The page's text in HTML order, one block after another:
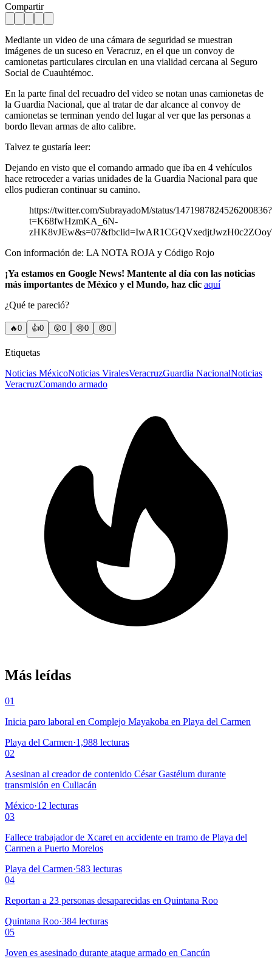
Compartir
Mediante un video de una cámara de seguridad se muestran
imágenes de un suceso en Veracruz, en el que un convoy de
camionetas particulares circulan en una vialidad cercana al Seguro
Social de Cuauhtémoc.
En la parte final del recuadro del video se notan unas camionetas de
la Guardia Nacional, que al tratar de dar alcance al convoy de
camionetas se terminan yendo del lugar al ver que las personas a
bordo llevan armas de alto calibre.
Talvez te gustaría leer:
Dejando en visto que el comando armado que iba en 4 vehículos
hace retroceder a varias unidades de la Guardia Nacional para que
ellos pudieran continuar su camino.
https://twitter.com/SubrayadoM/status/1471987824526200836?
t=K68fwHzmKA_6N-
Con información de: LA NOTA ROJA y Código Rojo
¡Ya estamos en Google News! Mantente al día con las noticias
más importantes de México y el Mundo, haz clic aquí
¿Qué te pareció?
🔥0 👍0 😲0 😢0 😠0
Etiquetas
Noticias MéxicoNoticias ViralesVeracruzGuardia NacionalNoticias
VeracruzComando armado
Más leídas
01
Inicia paro laboral en Complejo Mayakoba en Playa del Carmen
Playa del Carmen·1,988 lecturas
02
Asesinan al creador de contenido César Gastélum durante
transmisión en Culiacán
México·12 lecturas
03
Fallece trabajador de Xcaret en accidente en tramo de Playa del
Carmen a Puerto Morelos
Playa del Carmen·583 lecturas
04
Reportan a 23 personas desaparecidas en Quintana Roo
Quintana Roo·384 lecturas
05
Joven es asesinado durante ataque armado en Cancún